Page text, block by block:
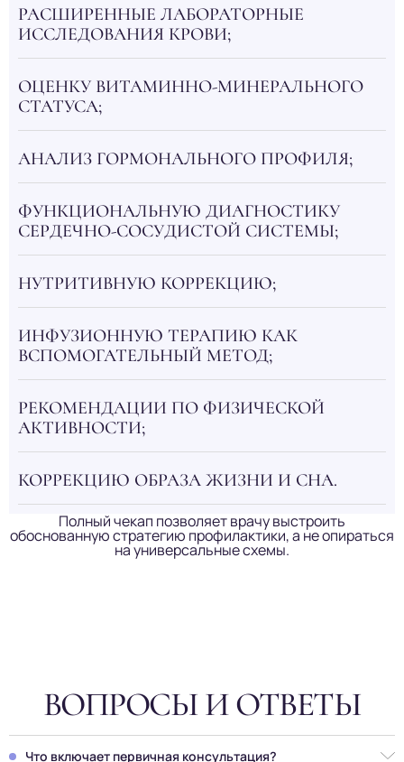
РАСШИРЕННЫЕ ЛАБОРАТОРНЫЕ
ИССЛЕДОВАНИЯ КРОВИ;
ОЦЕНКУ ВИТАМИННО-МИНЕРАЛЬНОГО
СТАТУСА;
АНАЛИЗ ГОРМОНАЛЬНОГО ПРОФИЛЯ;
ФУНКЦИОНАЛЬНУЮ ДИАГНОСТИКУ
СЕРДЕЧНО-СОСУДИСТОЙ СИСТЕМЫ;
НУТРИТИВНУЮ КОРРЕКЦИЮ;
ИНФУЗИОННУЮ ТЕРАПИЮ КАК
ВСПОМОГАТЕЛЬНЫЙ МЕТОД;
РЕКОМЕНДАЦИИ ПО ФИЗИЧЕСКОЙ
АКТИВНОСТИ;
КОРРЕКЦИЮ ОБРАЗА ЖИЗНИ И СНА.
Полный чекап позволяет врачу выстроить
обоснованную стратегию профилактики, а не опираться
на универсальные схемы.
ВОПРОСЫ И ОТВЕТЫ
Что включает первичная консультация?